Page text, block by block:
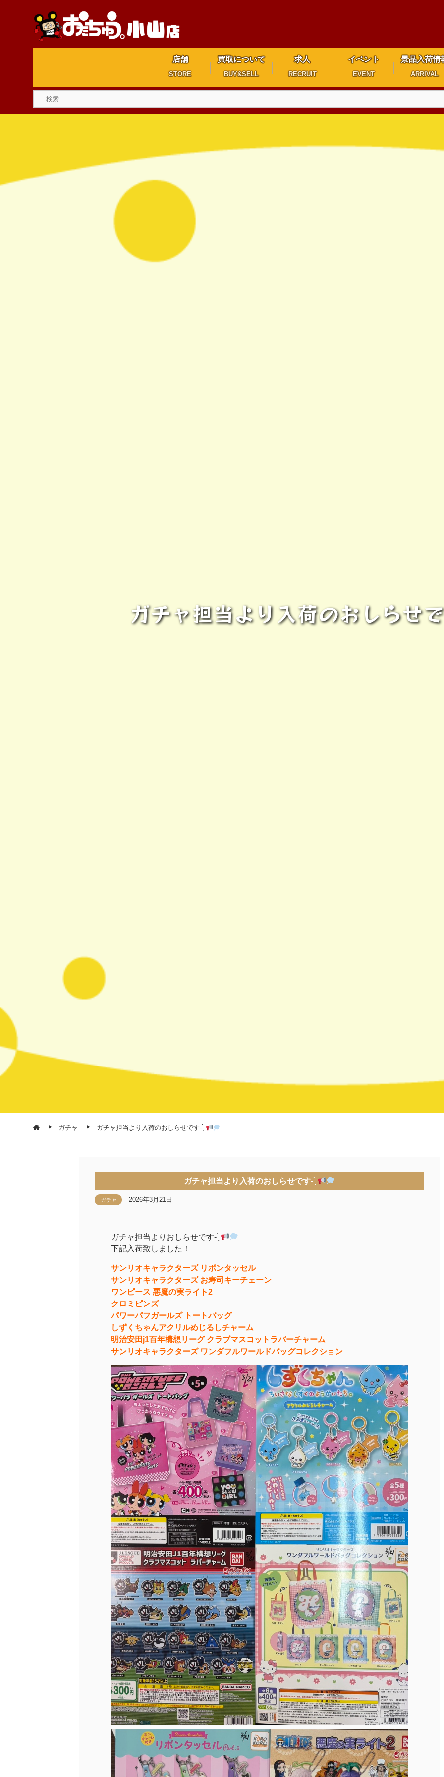
店舗
STORE
買取について
BUY&SELL
求人
RECRUIT
イベント
EVENT
景品入荷情
ARRIVAL
ガチャ担当より入荷のおしらせ
ガチャ ガチャ担当より入荷のおしらせです- ̗̀
ガチャ担当より入荷のおしらせです- ̗̀
ガチャ 2026年3月21日
ガチャ担当よりおしらせです- ̗̀
下記入荷致しました！
サンリオキャラクターズ リボンタッセル
サンリオキャラクターズ お寿司キーチェーン
ワンピース 悪魔の実ライト2
クロミピンズ
パワーパフガールズ トートバッグ
しずくちゃんアクリルめじるしチャーム
明治安田j1百年構想リーグ クラブマスコットラバーチャーム
サンリオキャラクターズ ワンダフルワールドバッグコレクション